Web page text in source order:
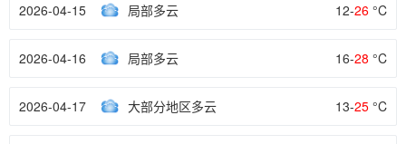
2026-04-15 局部多云 12-26 °C
2026-04-16 局部多云 16-28 °C
2026-04-17 大部分地区多云 13-25 °C